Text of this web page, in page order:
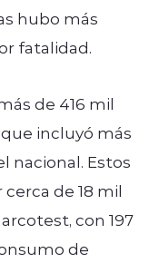
hubo más
fatalidad.
de 416 mil
incluyó más
nacional. Estos
de 18 mil
con 197
de